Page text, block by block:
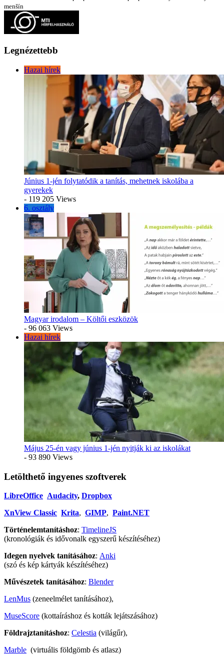
menšín
Legnézettebb
Hazai hírek
Június 1-jén folytatódik a tanítás, mehetnek iskolába a
gyerekek
- 119 205 Views
6. osztály
Magyar irodalom – Költői eszközök
- 96 063 Views
Hazai hírek
Május 25-én vagy június 1-jén nyitják ki az iskolákat
- 93 890 Views
Letölthető ingyenes szoftverek
LibreOffice Audacity, Dropbox
XnView Classic Krita, GIMP, Paint.NET
Történelemtanításhoz: TimelineJS
(kronológiák és idővonalk egyszerű készítéséhez)
Idegen nyelvek tanításához: Anki
(szó és kép kártyák készítéséhez)
Művészetek tanításához: Blender
LenMus (zeneelmélet tanításához),
MuseScore (kottaíráshoz és kották lejátszásához)
Földrajztanításhoz: Celestia (világűr),
Marble (virtuális földgömb és atlasz)